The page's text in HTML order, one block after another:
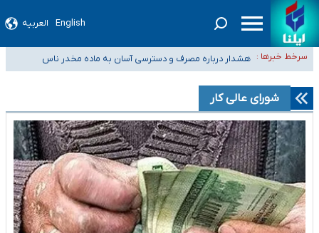
English العربیه
سرخط خبرها :
ثبت‌نام بخش عمده دانش‌آموزان مدارس ایرانی امارات در کشور/ درباره محصلان
باقی‌مانده در دبی متناسب با شرایط جدید تصمیم‌گیری می‌شود
هشدار درباره مصرف و دسترسی آسان به ماده مخدر ناس
هیچ فقره وامی پرداخت نکرده است
کسانی که خواهان ادامه جنگ هستند، برنامه خود را برای اداره کشور ارائه کنند
شورای عالی کار